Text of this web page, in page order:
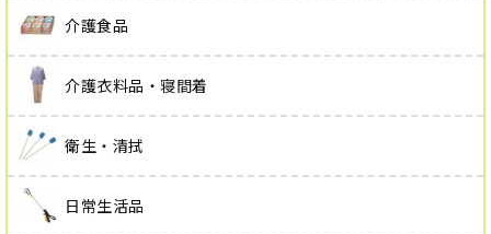
介護食品
介護衣料品・寝間着
衛生・清拭
日常生活品